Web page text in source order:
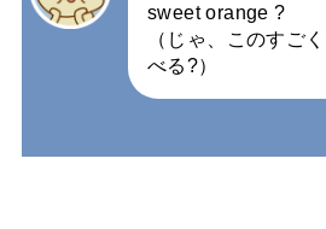
sweet orange ?
（じゃ、このすご
べる?）